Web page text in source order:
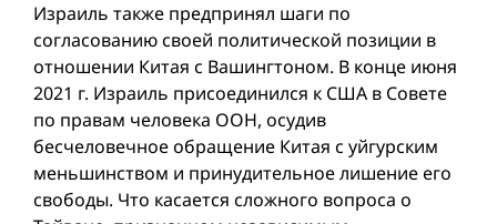
Израиль также предпринял шаги по
согласованию своей политической позиции в
отношении Китая с Вашингтоном. В конце июня
2021 г. Израиль присоединился к США в Совете
по правам человека ООН, осудив
бесчеловечное обращение Китая с уйгурским
меньшинством и принудительное лишение его
свободы. Что касается сложного вопроса о